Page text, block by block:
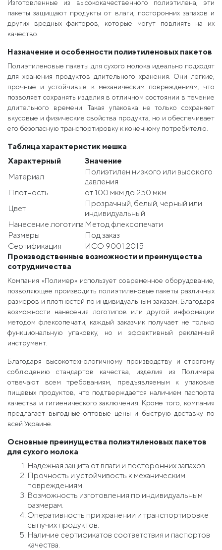
Изготовленные из высококачественного полиэтилена, эти
пакеты защищают продукты от влаги, посторонних запахов и
других вредных факторов, которые могут повлиять на их
качество.
Назначение и особенности полиэтиленовых пакетов
Полиэтиленовые пакеты для сухого молока идеально подходят
для хранения продуктов длительного хранения. Они легкие,
прочные и устойчивые к механическим повреждениям, что
позволяет сохранять изделия в отличном состоянии в течение
длительного времени. Такая упаковка не только сохраняет
вкусовые и физические свойства продукта, но и обеспечивает
его безопасную транспортировку к конечному потребителю.
Таблица характеристик мешка
Характерный
Значение
Материал
Полиэтилен низкого или высокого
давления
Плотность
от 100 мкм до 250 мкм
Цвет
Прозрачный, белый, черный или
индивидуальный
Нанесение логотипа Метод флексопечати
Размеры
Под заказ
Сертификация
ИСО 9001:2015
Производственные возможности и преимущества
сотрудничества
Компания «Полимер» использует современное оборудование,
позволяющее производить полиэтиленовые пакеты различных
размеров и плотностей по индивидуальным заказам. Благодаря
возможности нанесения логотипов или другой информации
методом флексопечати, каждый заказчик получает не только
функциональную упаковку, но и эффективный рекламный
инструмент.
Благодаря высокотехнологичному производству и строгому
соблюдению стандартов качества, изделия из Полимера
отвечают всем требованиям, предъявляемым к упаковке
пищевых продуктов, что подтверждается наличием паспорта
качества и гигиенического заключения. Кроме того, компания
предлагает выгодные оптовые цены и быструю доставку по
всей Украине.
Основные преимущества полиэтиленовых пакетов
для сухого молока
Надежная защита от влаги и посторонних запахов.
Прочность и устойчивость к механическим
повреждениям.
Возможность изготовления по индивидуальным
размерам.
Оперативность при хранении и транспортировке
сыпучих продуктов.
Наличие сертификатов соответствия и паспортов
качества.